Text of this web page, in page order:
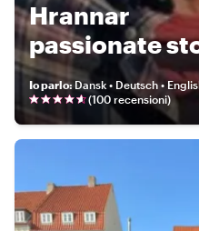
Hrannar
passionate
Io parlo: Dansk • Deutsch •
(100 recensioni)